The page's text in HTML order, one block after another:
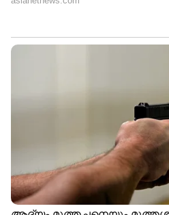
LATEST VIDEOS